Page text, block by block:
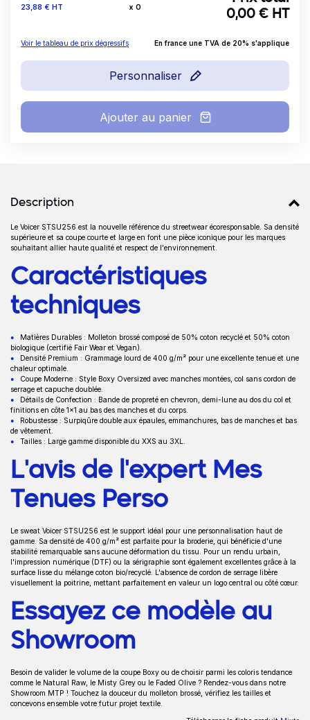
Prix
23,88 € HT
x 0
0,00 € HT
Voir le tableau de prix dégressifs En france une TVA de 20% s'applique
Personnaliser
Ajouter au panier
Détails produits
Description
Description
Le Voicer STSU256 est la nouvelle référence du streetwear écoresponsable. Sa densité
supérieure et sa coupe courte et large en font une pièce iconique pour les marques
souhaitant allier haute qualité et respect de l'environnement.
Caractéristiques
techniques
Matières Durables : Molleton brossé composé de 50% coton recyclé et 50% coton
biologique (certifié Fair Wear et Vegan).
Densité Premium : Grammage lourd de 400 g/m² pour une excellente tenue et une
chaleur optimale.
Coupe Moderne : Style Boxy Oversized avec manches montées, col sans cordon de
serrage et capuche doublée.
Détails de Confection : Bande de propreté en chevron, demi-lune au dos du col et
finitions en côte 1x1 au bas des manches et du corps.
Robustesse : Surpiqûre double aux épaules, emmanchures, bas de manches et bas
de vêtement.
Tailles : Large gamme disponible du XXS au 3XL.
L'avis de l'expert Mes
Tenues Perso
Le sweat Voicer STSU256 est le support idéal pour une personnalisation haut de
gamme. Sa densité de 400 g/m² est parfaite pour la broderie, qui bénéficie d'une
stabilité remarquable sans aucune déformation du tissu. Pour un rendu urbain,
l'impression numérique (DTF) ou la sérigraphie sont également excellentes grâce à la
surface lisse du mélange coton bio/recyclé. L'absence de cordon de serrage libère
visuellement la poitrine, mettant parfaitement en valeur un logo central ou côté cœur.
Essayez ce modèle au
Showroom
Besoin de valider le volume de la coupe Boxy ou de choisir parmi les coloris tendance
comme le Natural Raw, le Misty Grey ou le Faded Olive ? Rendez-vous dans notre
Showroom MTP ! Touchez la douceur du molleton brossé, vérifiez les tailles et
concevons ensemble votre futur projet textile.